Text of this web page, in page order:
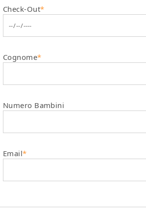
Check-Out*
Cognome*
Numero Bambini
Email*